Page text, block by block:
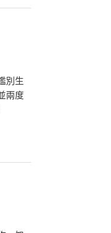
別生
兩度